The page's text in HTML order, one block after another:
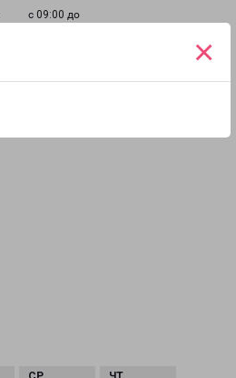
×
с 09:00 до